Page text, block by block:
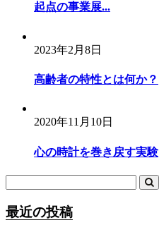
起点の事業展...
2023年2月8日
高齢者の特性とは何か？
2020年11月10日
心の時計を巻き戻す実験
最近の投稿